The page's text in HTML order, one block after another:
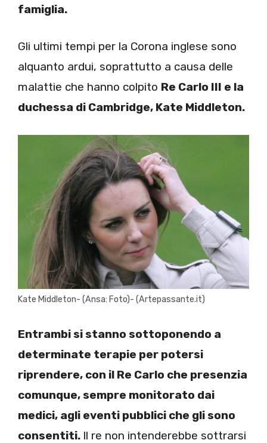
famiglia.
Gli ultimi tempi per la Corona inglese sono
alquanto ardui, soprattutto a causa delle
malattie che hanno colpito Re Carlo III e la
duchessa di Cambridge, Kate Middleton.
Kate Middleton- (Ansa: Foto)- (Artepassante.it)
Entrambi si stanno sottoponendo a
determinate terapie per potersi
riprendere, con il Re Carlo che presenzia
comunque, sempre monitorato dai
medici, agli eventi pubblici che gli sono
consentiti. Il re non intenderebbe sottrarsi